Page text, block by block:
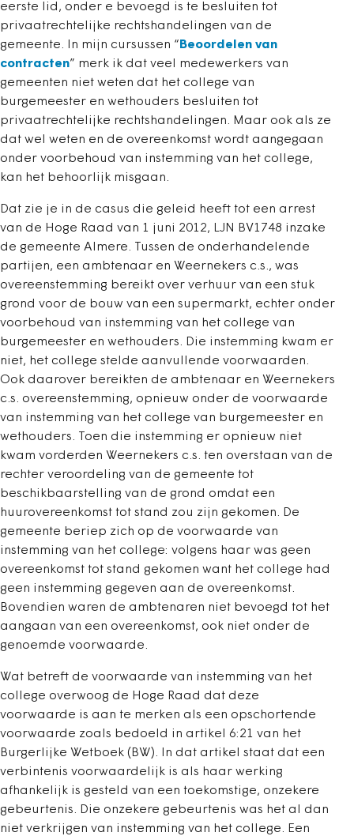
eerste lid, onder e bevoegd is te besluiten tot
privaatrechtelijke rechtshandelingen van de
gemeente. In mijn cursussen “ Beoordelen van
contracten” merk ik dat veel medewerkers van
gemeenten niet weten dat het college van
burgemeester en wethouders besluiten tot
privaatrechtelijke rechtshandelingen. Maar ook als ze
dat wel weten en de overeenkomst wordt aangegaan
onder voorbehoud van instemming van het college,
kan het behoorlijk misgaan.
Dat zie je in de casus die geleid heeft tot een arrest
van de Hoge Raad van 1 juni 2012, LJN BV1748 inzake
de gemeente Almere. Tussen de onderhandelende
partijen, een ambtenaar en Weernekers c.s., was
overeenstemming bereikt over verhuur van een stuk
grond voor de bouw van een supermarkt, echter onder
voorbehoud van instemming van het college van
burgemeester en wethouders. Die instemming kwam er
niet, het college stelde aanvullende voorwaarden.
Ook daarover bereikten de ambtenaar en Weernekers
c.s. overeenstemming, opnieuw onder de voorwaarde
van instemming van het college van burgemeester en
wethouders. Toen die instemming er opnieuw niet
kwam vorderden Weernekers c.s. ten overstaan van de
rechter veroordeling van de gemeente tot
beschikbaarstelling van de grond omdat een
huurovereenkomst tot stand zou zijn gekomen. De
gemeente beriep zich op de voorwaarde van
instemming van het college: volgens haar was geen
overeenkomst tot stand gekomen want het college had
geen instemming gegeven aan de overeenkomst.
Bovendien waren de ambtenaren niet bevoegd tot het
aangaan van een overeenkomst, ook niet onder de
genoemde voorwaarde.
Wat betreft de voorwaarde van instemming van het
college overwoog de Hoge Raad dat deze
voorwaarde is aan te merken als een opschortende
voorwaarde zoals bedoeld in artikel 6:21 van het
Burgerlijke Wetboek (BW). In dat artikel staat dat een
verbintenis voorwaardelijk is als haar werking
afhankelijk is gesteld van een toekomstige, onzekere
gebeurtenis. Die onzekere gebeurtenis was het al dan
niet verkrijgen van instemming van het college. Een